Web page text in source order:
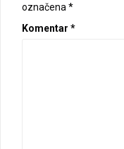
označena *
Komentar *